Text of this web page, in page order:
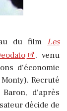
du film Les
, venu
d'économie
Recruté
d'après
décide de